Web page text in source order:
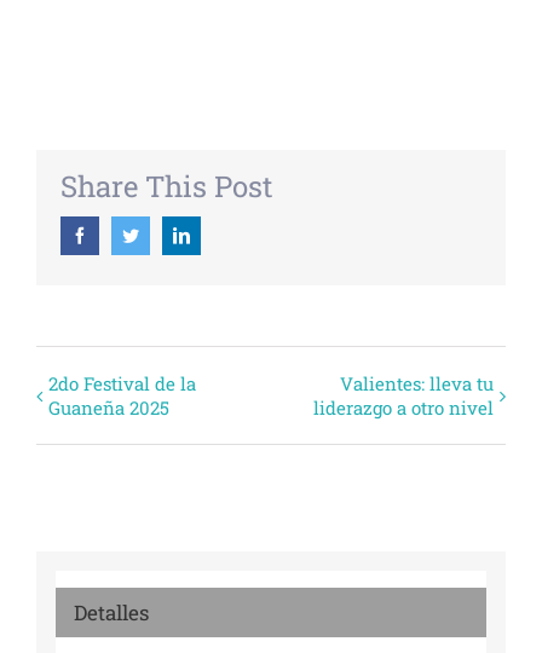
Share This Post
FacebookTwitterLinkedin
Evento
Navegación
2do Festival de la
Guaneña 2025
Valientes: lleva tu
liderazgo a otro nivel
Detalles